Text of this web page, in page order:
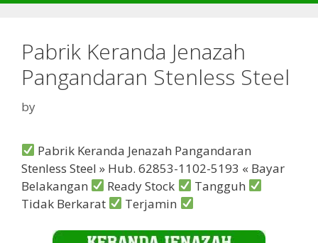
Pabrik Keranda Jenazah
Pangandaran Stenless Steel
by
Pabrik Keranda Jenazah Pangandaran
Stenless Steel » Hub. 62853-1102-5193 « Bayar
Belakangan
Ready Stock
Tangguh
Tidak Berkarat
Terjamin